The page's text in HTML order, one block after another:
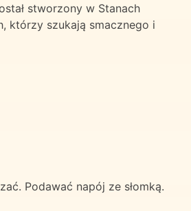
stworzony w Stanach
którzy szukają smacznego i
Podawać napój ze słomką.